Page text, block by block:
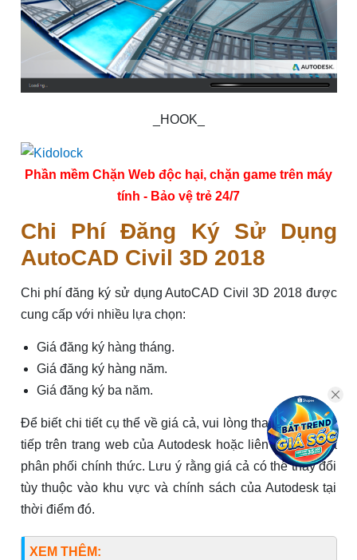
_HOOK_
Phần mềm Chặn Web độc hại, chặn game trên máy
tính - Bảo vệ trẻ 24/7
Chi Phí Đăng Ký Sử Dụng
AutoCAD Civil 3D 2018
Chi phí đăng ký sử dụng AutoCAD Civil 3D 2018 được
cung cấp với nhiều lựa chọn:
Giá đăng ký hàng tháng.
Giá đăng ký hàng năm.
Giá đăng ký ba năm.
Để biết chi tiết cụ thể về giá cả, vui lòng tham khảo trực
tiếp trên trang web của Autodesk hoặc liên hệ với nhà
phân phối chính thức. Lưu ý rằng giá cả có thể thay đổi
tùy thuộc vào khu vực và chính sách của Autodesk tại
thời điểm đó.
XEM THÊM: